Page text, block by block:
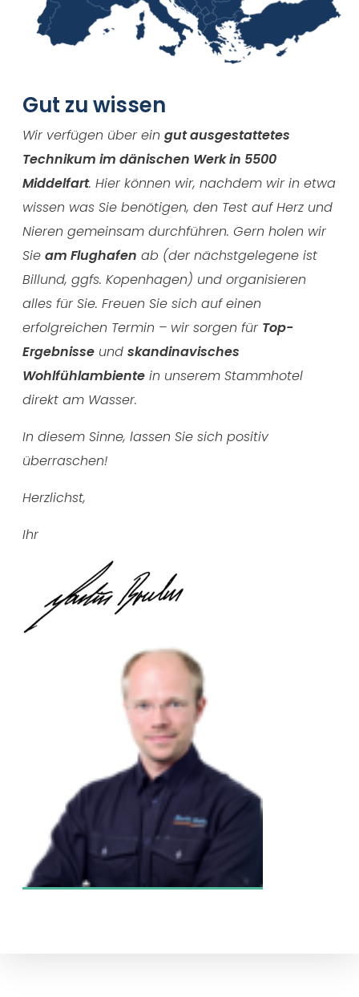
Gut zu wissen
Wir verfügen über ein gut ausgestattetes
Technikum im dänischen Werk in 5500
Middelfart. Hier können wir, nachdem wir in etwa
wissen was Sie benötigen, den Test auf Herz und
Nieren gemeinsam durchführen. Gern holen wir
Sie am Flughafen ab (der nächstgelegene ist
Billund, ggfs. Kopenhagen) und organisieren
alles für Sie. Freuen Sie sich auf einen
erfolgreichen Termin – wir sorgen für Top-
Ergebnisse und skandinavisches
Wohlfühlambiente in unserem Stammhotel
direkt am Wasser.
In diesem Sinne, lassen Sie sich positiv
überraschen!
Herzlichst,
Ihr